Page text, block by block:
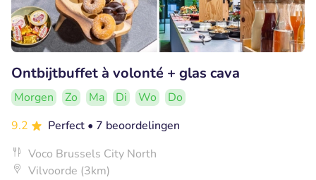
Ontbijtbuffet à volonté + glas cava
Morgen Zo Ma Di Wo
Do
9.2
Perfect • 7 beoordelingen
Voco Brussels City North
Vilvoorde (3km)